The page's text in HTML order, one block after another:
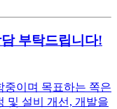
부탁드립니다!
중이며 목표하는 쪽은
및 설비 개선, 개발을